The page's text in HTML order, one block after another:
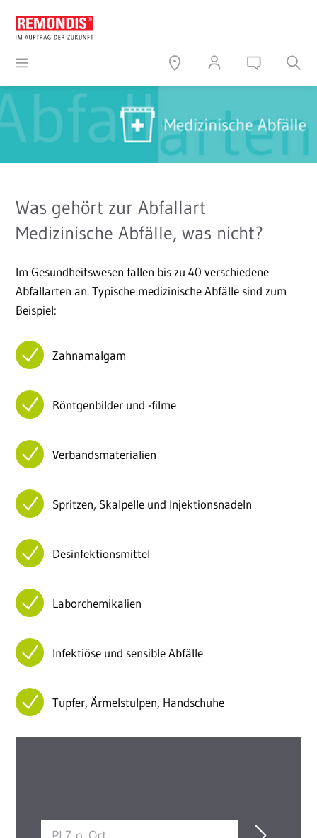
Was gehört zur Abfallart
Medizinische Abfälle, was nicht?
Im Gesundheitswesen fallen bis zu 40 verschiedene
Abfallarten an. Typische medizinische Abfälle sind zum
Beispiel:
Zahnamalgam
Röntgenbilder und -filme
Verbandsmaterialien
Spritzen, Skalpelle und Injektionsnadeln
Desinfektionsmittel
Laborchemikalien
Infektiöse und sensible Abfälle
Tupfer, Ärmelstulpen, Handschuhe